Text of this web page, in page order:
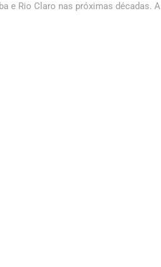
e Rio Claro nas próximas décadas. A